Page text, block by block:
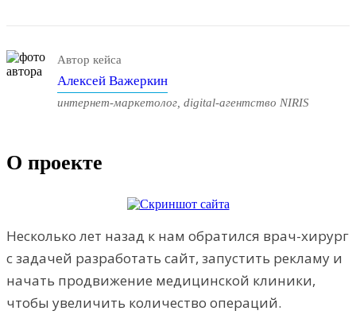
Автор кейса
Алексей Важеркин
интернет-маркетолог, digital-агентство NIRIS
О проекте
Несколько лет назад к нам обратился врач-хирург
с задачей разработать сайт, запустить рекламу и
начать продвижение медицинской клиники,
чтобы увеличить количество операций.